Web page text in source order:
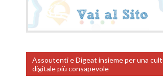
Assoutenti e Digeat insieme per una
digitale più consapevole